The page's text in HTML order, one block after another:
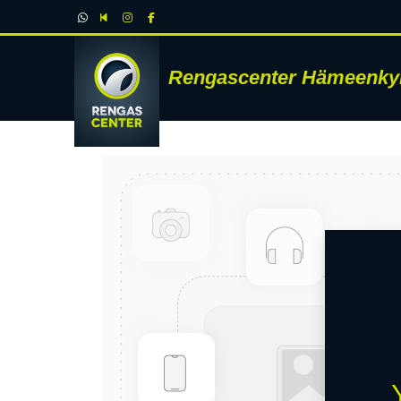
Rengascenter